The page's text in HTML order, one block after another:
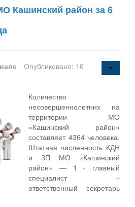
Кашинский район за 6
Опубликовано: 16
Количество
несовершеннолетних на
территории МО
«Кашинский район»
составляет 4364 человека.
Штатная численность КДН
и ЗП МО «Кашинский
район» — 1 - главный
специалист –
ответственный секретарь